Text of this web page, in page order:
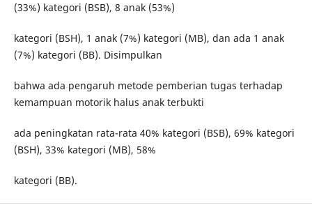
(33%) kategori (BSB), 8 anak (53%)
kategori (BSH), 1 anak (7%) kategori (MB), dan ada 1 anak
(7%) kategori (BB). Disimpulkan
bahwa ada pengaruh metode pemberian tugas terhadap
kemampuan motorik halus anak terbukti
ada peningkatan rata-rata 40% kategori (BSB), 69% kategori
(BSH), 33% kategori (MB), 58%
kategori (BB).